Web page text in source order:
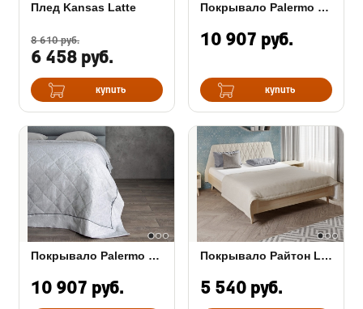
Плед Kansas Latte
8 610 руб.
6 458 руб.
купить
Покрывало Palermo льняное
10 907 руб.
купить
Покрывало Palermo серое
10 907 руб.
Покрывало Райтон Lagom Light
5 540 руб.